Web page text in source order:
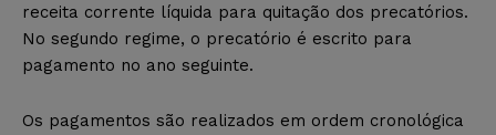
receita corrente líquida para quitação dos precatórios.
No segundo regime, o precatório é escrito para
pagamento no ano seguinte.
Os pagamentos são realizados em ordem cronológica